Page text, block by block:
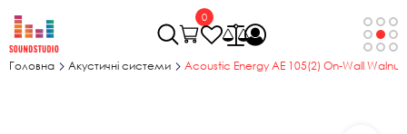
0
Головна Акустичні системи Acoustic Energy AE 105(2) On-Wall Walnut